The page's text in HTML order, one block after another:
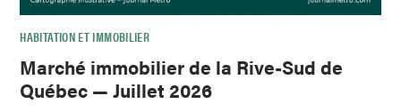
HABITATION ET IMMOBILIER
Marché immobilier de la Rive-Sud de
Québec — Juillet 2026